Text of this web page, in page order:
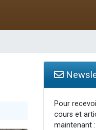
Pour
cours et
maintenant :